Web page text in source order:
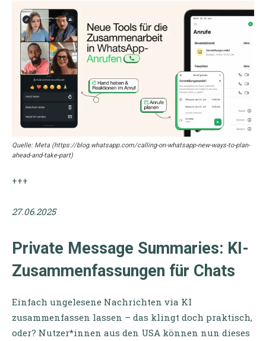
Quelle: Meta (https://blog.whatsapp.com/calling-on-whatsapp-new-ways-to-plan-
ahead-and-take-part)
+++
27.06.2025
Private Message Summaries: KI-
Zusammenfassungen für Chats
Einfach ungelesene Nachrichten via KI
zusammenfassen lassen – das klingt doch praktisch,
oder? Nutzer*innen aus den USA können nun dieses